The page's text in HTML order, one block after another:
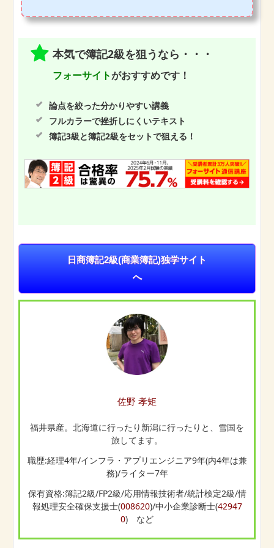
本気で簿記2級を狙うなら・・・
フォーサイトがおすすめです！
論点を絞った分かりやすい講義
フルカラーで挫折しにくいテキスト
簿記3級と簿記2級をセットで狙える！
日商簿記2級(商業簿記)独学サイト
へ
佐野 孝矩
福井県産。北海道に行ったり新潟に行ったりと、雪国を
旅してます。
職歴:経理4年/インフラ・アプリエンジニア9年(内4年は兼
務)/ライター7年
保有資格:簿記2級/FP2級/応用情報技術者/統計検定2級/情
報処理安全確保支援士(008620)/中小企業診断士(42947
0) など